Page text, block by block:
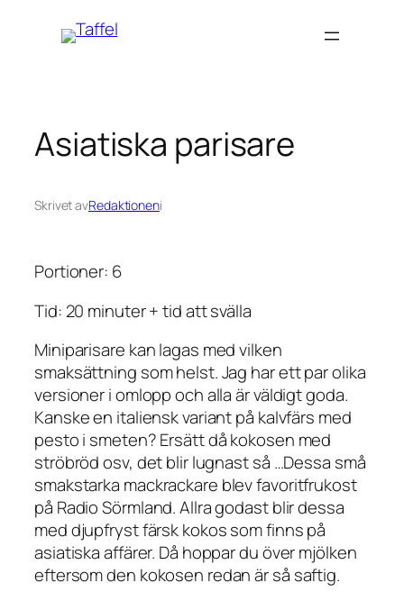
Asiatiska parisare
Skrivet avRedaktioneni
Portioner: 6
Tid: 20 minuter + tid att svälla
Miniparisare kan lagas med vilken
smaksättning som helst. Jag har ett par olika
versioner i omlopp och alla är väldigt goda.
Kanske en italiensk variant på kalvfärs med
pesto i smeten? Ersätt då kokosen med
ströbröd osv, det blir lugnast så …Dessa små
smakstarka mackrackare blev favoritfrukost
på Radio Sörmland. Allra godast blir dessa
med djupfryst färsk kokos som finns på
asiatiska affärer. Då hoppar du över mjölken
eftersom den kokosen redan är så saftig.